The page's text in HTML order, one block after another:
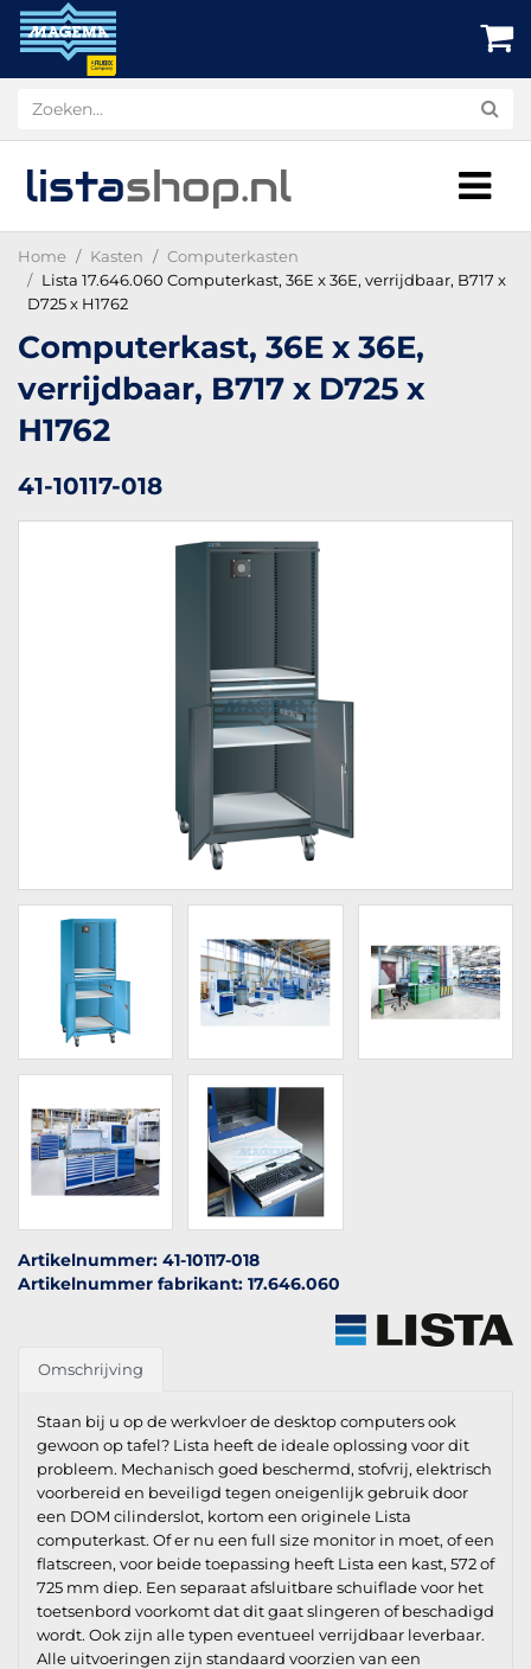
listashop.nl
Home Kasten
Computerkasten
Lista 17.646.060 Computerkast, 36E x 36E, verrijdbaar, B717 x
D725 x H1762
Computerkast, 36E x 36E,
verrijdbaar, B717 x D725 x
H1762
41-10117-018
Artikelnummer: 41-10117-018
Artikelnummer fabrikant: 17.646.060
Omschrijving
Staan bij u op de werkvloer de desktop computers ook
gewoon op tafel? Lista heeft de ideale oplossing voor dit
probleem. Mechanisch goed beschermd, stofvrij, elektrisch
voorbereid en beveiligd tegen oneigenlijk gebruik door
een DOM cilinderslot, kortom een originele Lista
computerkast. Of er nu een full size monitor in moet, of een
flatscreen, voor beide toepassing heeft Lista een kast, 572 of
725 mm diep. Een separaat afsluitbare schuiflade voor het
toetsenbord voorkomt dat dit gaat slingeren of beschadigd
wordt. Ook zijn alle typen eventueel verrijdbaar leverbaar.
Alle uitvoeringen zijn standaard voorzien van een